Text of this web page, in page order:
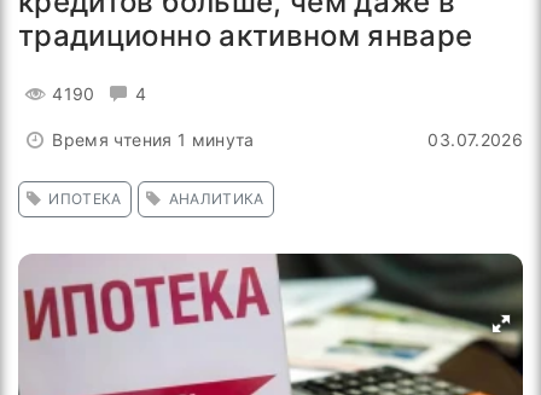
традиционно активном январе
4190 4
Время чтения 1 минута 03.07.2026
ИПОТЕКА АНАЛИТИКА